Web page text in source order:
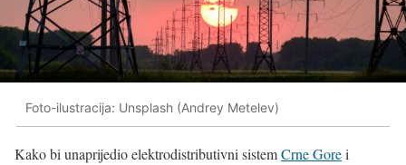
Foto-ilustracija: Unsplash (Andrey Metelev)
Kako bi unaprijedio elektrodistributivni sistemCrne Gorei